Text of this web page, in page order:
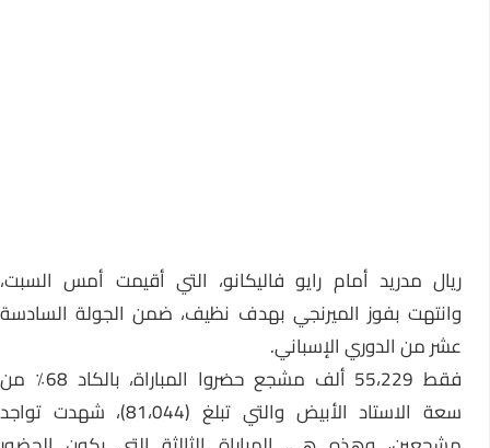
ريال مدريد أمام رايو فاليكانو، التي أقيمت أمس السبت،
وانتهت بفوز الميرنجي بهدف نظيف، ضمن الجولة السادسة
عشر من الدوري الإسباني.
فقط 55،229 ألف مشجع حضروا المباراة، بالكاد 68٪ من
سعة الاستاد الأبيض والتي تبلغ (81،044)، شهدت تواجد